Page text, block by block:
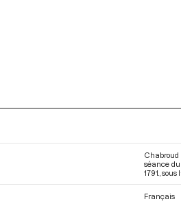
séance
1791. ,
Français